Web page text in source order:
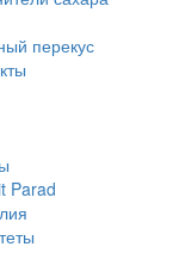
перекус
Parad